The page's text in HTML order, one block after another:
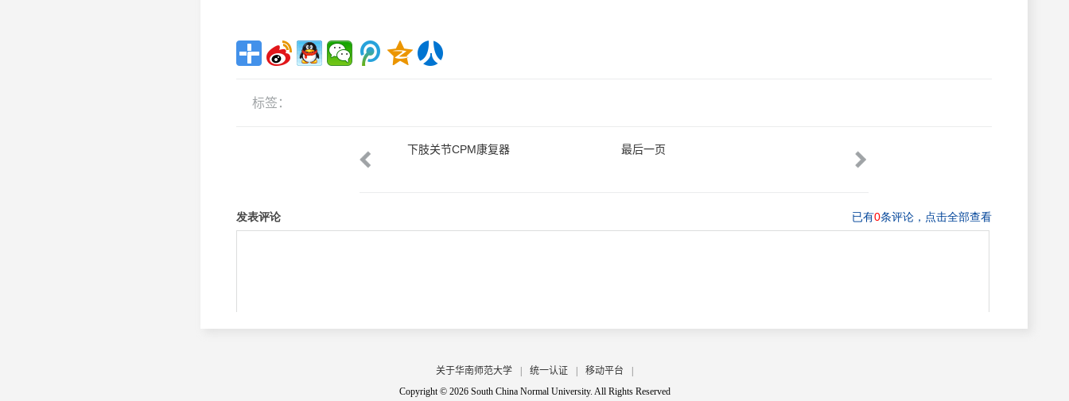
标签：
下肢关节CPM康复器 最后一页 下肢关节CPM康复器
关于华南师范大学 统一认证 移动平台
Copyright © 2026 South China Normal University. All Rights Reserved